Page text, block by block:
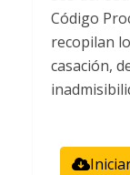
Código
recopilan
casación,